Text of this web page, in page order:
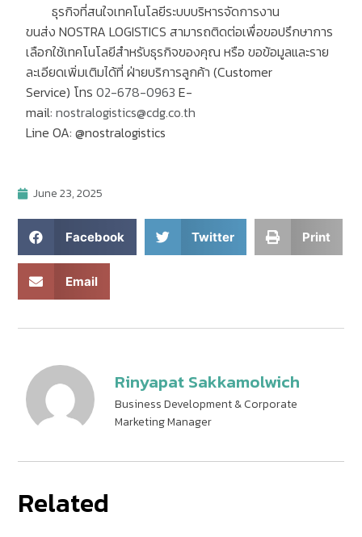
ธุรกิจที่สนใจเทคโนโลยีระบบบริหารจัดการงาน
ขนส่ง NOSTRA LOGISTICSสามารถติดต่อเพื่อขอปรึกษาการ
เลือกใช้เทคโนโลยีสำหรับธุรกิจของคุณ หรือ ขอข้อมูลและราย
ละเอียดเพิ่มเติมได้ที่ ฝ่ายบริการลูกค้า (Customer
Service) โทร 02-678-0963 E-
mail:nostralogistics@cdg.co.th
Line OA: @nostralogistics
June 23, 2025
Facebook Twitter Print
Email
Rinyapat Sakkamolwich
Business Development & Corporate
Marketing Manager
Related